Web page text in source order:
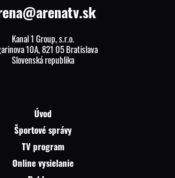
Kanal 1 Group, s.r.o.
10A, 821 05 Bratislava
Slovenská republika
Úvod
Športové správy
TV program
Online vysielanie